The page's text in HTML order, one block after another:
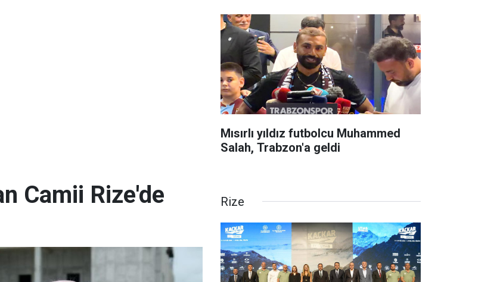
Mısırlı yıldız futbolcu Muhammed
Salah, Trabzon'a geldi
Camii Rize'de
Rize